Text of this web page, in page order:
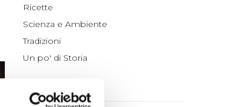
Ricette
Scienza e Ambiente
Tradizioni
Un po' di Storia
ARCHIVIO